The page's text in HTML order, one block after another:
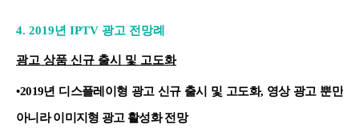
4. 2019년 IPTV 광고 전망례
광고 상품 신규 출시 및 고도화
•2019년 디스플레이형 광고 신규 출시 및 고도화, 영상 광고 뿐만
아니라 이미지형 광고 활성화 전망